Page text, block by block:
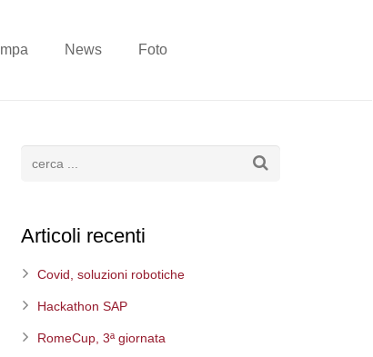
News Foto
Articoli recenti
Covid, soluzioni robotiche
Hackathon SAP
RomeCup, 3ª giornata